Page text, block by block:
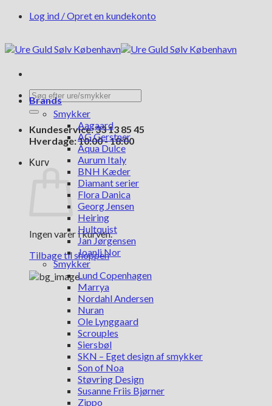
FortsætLog ind / Opret en kundekonto
Søg
efter:
Kundeservice: 33 13 85 45
Hverdage: 10:00 - 18:00
Kurv
Ingen varer i kurven.
Tilbage til shoppen
Brands
Smykker
Aagaard
AG Gerstner
Aqua Dulce
Aurum Italy
BNH Kæder
Diamant serier
Flora Danica
Georg Jensen
Heiring
Hultquist
Jan Jørgensen
Joanli Nor
Smykker
Lund Copenhagen
Marrya
Nordahl Andersen
Nuran
Ole Lynggaard
Scrouples
Siersbøl
SKN – Eget design af smykker
Son of Noa
Støvring Design
Susanne Friis Bjørner
Zippo